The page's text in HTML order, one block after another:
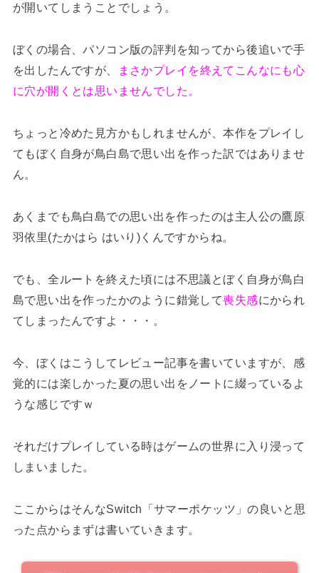
が開いてしまうことでしょう。
ぼくの場合、パソコン版の評判を知ってから後追いで手
を出したんですが、
まさかプレイを終えてこんなにも心
に穴が開くとは思いませんでした。
ちょっと冷めた見方かもしれませんが、本作をプレイし
てもぼく自身が鳥白島で思い出を作った訳ではありませ
ん。
あくまでも鳥白島での思い出を作ったのは主人公の鷹原
羽依里(たかはら はいり)くんですからね。
でも、全ルートを終えた頃には不思議とぼく自身が鳥白
島で思い出を作ったかのように錯覚して喪失感にかられ
てしまったんですよ・・・。
今、ぼくはこうしてレビュー記事を書いていますが、感
覚的には楽しかった夏の思い出をノートに綴っているよ
うな感じですｗ
それだけプレイしている時はゲームの世界に入り浸って
しまいました。
ここからはそんなSwitch「サマーポケッツ」の良いと思
った点からまずは書いていきます。